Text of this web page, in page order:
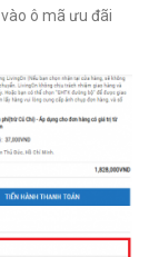
vào ô mã ưu đãi